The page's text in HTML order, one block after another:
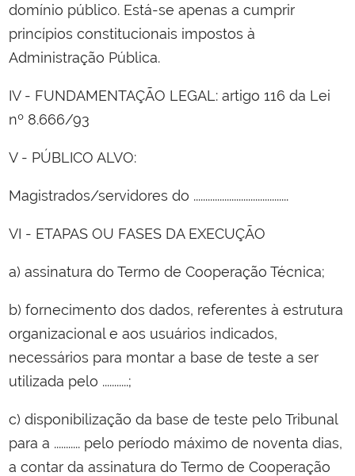
domínio público. Está-se apenas a cumprir
princípios constitucionais impostos à
Administração Pública.
IV - FUNDAMENTAÇÃO LEGAL: artigo 116 da Lei
nº 8.666/93
V - PÚBLICO ALVO:
Magistrados/servidores do ........................................
VI - ETAPAS OU FASES DA EXECUÇÃO
a) assinatura do Termo de Cooperação Técnica;
b) fornecimento dos dados, referentes à estrutura
organizacional e aos usuários indicados,
necessários para montar a base de teste a ser
utilizada pelo ...........;
c) disponibilização da base de teste pelo Tribunal
para a ........... pelo período máximo de noventa dias,
a contar da assinatura do Termo de Cooperação